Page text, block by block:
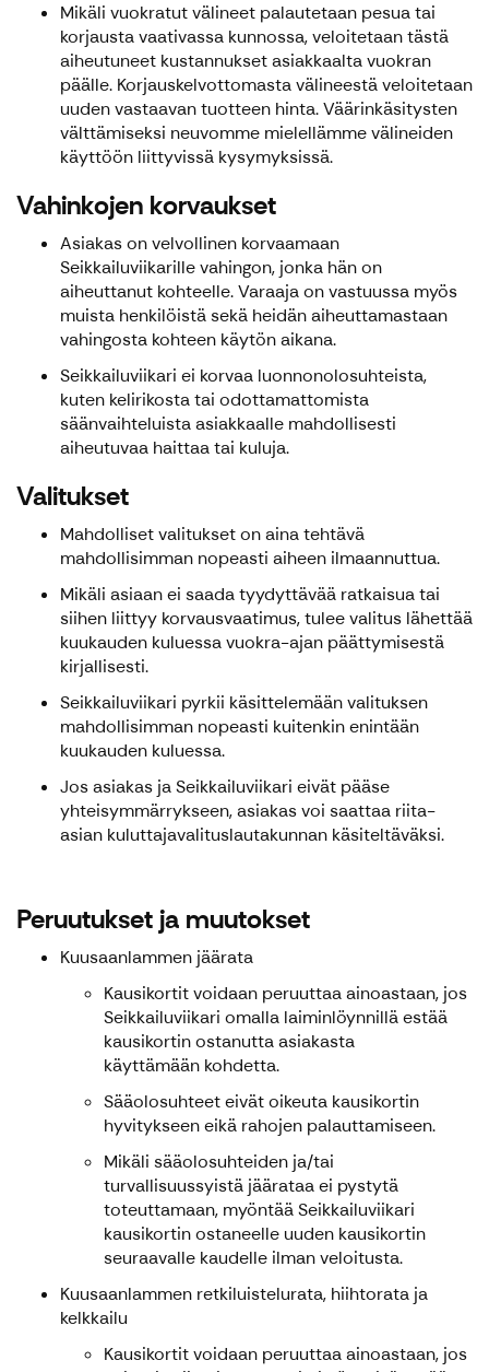
Mikäli vuokratut välineet palautetaan pesua tai
korjausta vaativassa kunnossa, veloitetaan tästä
aiheutuneet kustannukset asiakkaalta vuokran
päälle. Korjauskelvottomasta välineestä veloitetaan
uuden vastaavan tuotteen hinta. Väärinkäsitysten
välttämiseksi neuvomme mielellämme välineiden
käyttöön liittyvissä kysymyksissä.
Vahinkojen korvaukset
Asiakas on velvollinen korvaamaan
Seikkailuviikarille vahingon, jonka hän on
aiheuttanut kohteelle. Varaaja on vastuussa myös
muista henkilöistä sekä heidän aiheuttamastaan
vahingosta kohteen käytön aikana.
Seikkailuviikari ei korvaa luonnonolosuhteista,
kuten kelirikosta tai odottamattomista
säänvaihteluista asiakkaalle mahdollisesti
aiheutuvaa haittaa tai kuluja.
Valitukset
Mahdolliset valitukset on aina tehtävä
mahdollisimman nopeasti aiheen ilmaannuttua.
Mikäli asiaan ei saada tyydyttävää ratkaisua tai
siihen liittyy korvausvaatimus, tulee valitus lähettää
kuukauden kuluessa vuokra-ajan päättymisestä
kirjallisesti.
Seikkailuviikari pyrkii käsittelemään valituksen
mahdollisimman nopeasti kuitenkin enintään
kuukauden kuluessa.
Jos asiakas ja Seikkailuviikari eivät pääse
yhteisymmärrykseen, asiakas voi saattaa riita-
asian kuluttajavalituslautakunnan käsiteltäväksi.
Peruutukset ja muutokset
Kuusaanlammen jäärata
Kausikortit voidaan peruuttaa ainoastaan, jos
Seikkailuviikari omalla laiminlöynnillä estää
kausikortin ostanutta asiakasta
käyttämään kohdetta.
Sääolosuhteet eivät oikeuta kausikortin
hyvitykseen eikä rahojen palauttamiseen.
Mikäli sääolosuhteiden ja/tai
turvallisuussyistä jäärataa ei pystytä
toteuttamaan, myöntää Seikkailuviikari
kausikortin ostaneelle uuden kausikortin
seuraavalle kaudelle ilman veloitusta.
Kuusaanlammen retkiluistelurata, hiihtorata ja
kelkkailu
Kausikortit voidaan peruuttaa ainoastaan, jos